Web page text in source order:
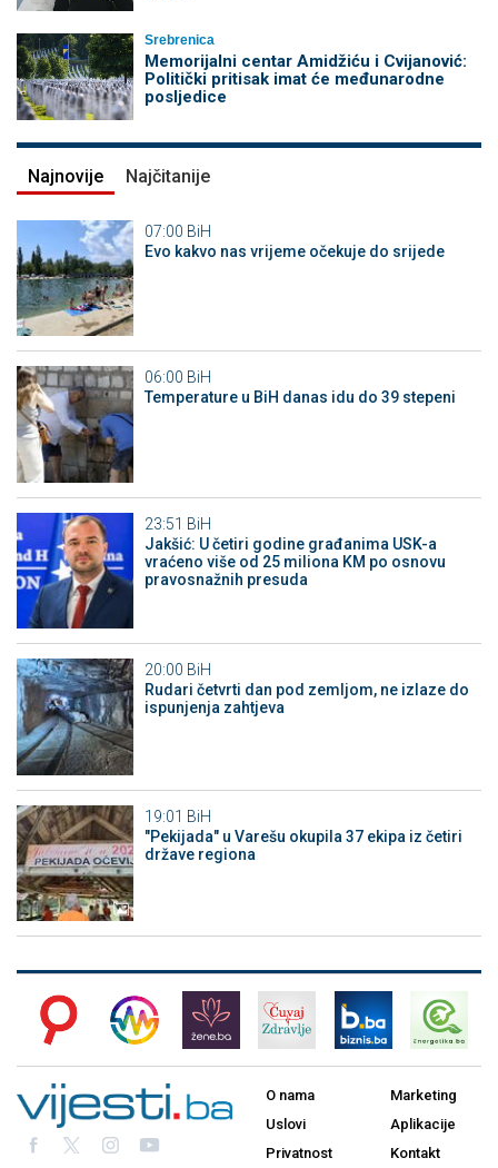
Srebrenica
Memorijalni centar Amidžiću i Cvijanović:
Politički pritisak imat će međunarodne
posljedice
Najnovije Najčitanije
07:00 BiH
Evo kakvo nas vrijeme očekuje do srijede
06:00 BiH
Temperature u BiH danas idu do 39 stepeni
23:51 BiH
Jakšić: U četiri godine građanima USK-a
vraćeno više od 25 miliona KM po osnovu
pravosnažnih presuda
20:00 BiH
Rudari četvrti dan pod zemljom, ne izlaze do
ispunjenja zahtjeva
19:01 BiH
"Pekijada" u Varešu okupila 37 ekipa iz četiri
države regiona
O nama
Uslovi
Privatnost
Marketing
Aplikacije
Kontakt